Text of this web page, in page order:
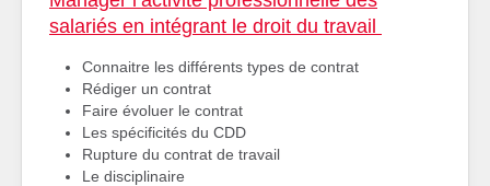
salariés en intégrant le droit du travail
Connaitre les différents types de contrat
Rédiger un contrat
Faire évoluer le contrat
Les spécificités du CDD
Rupture du contrat de travail
Le disciplinaire